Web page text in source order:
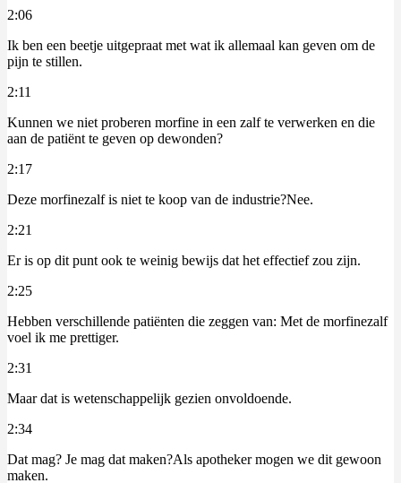
2:06
Ik ben een beetje uitgepraat met wat ik allemaal kan geven om de
pijn te stillen.
2:11
Kunnen we niet proberen morfine in een zalf te verwerken en die
aan de patiënt te geven op dewonden?
2:17
Deze morfinezalf is niet te koop van de industrie?Nee.
2:21
Er is op dit punt ook te weinig bewijs dat het effectief zou zijn.
2:25
Hebben verschillende patiënten die zeggen van: Met de morfinezalf
voel ik me prettiger.
2:31
Maar dat is wetenschappelijk gezien onvoldoende.
2:34
Dat mag? Je mag dat maken?Als apotheker mogen we dit gewoon
maken.